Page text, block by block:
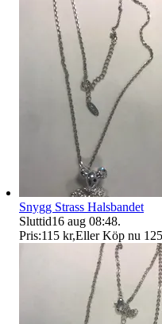
Snygg Strass Halsbandet
Sluttid16 aug 08:48.
Pris:115 kr,Eller Köp nu